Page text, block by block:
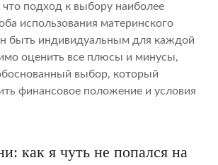
подход к выбору наиболее
использования материнского
быть индивидуальным для каждой
оценить все плюсы и минусы,
выбор, который
финансовое положение и условия
как я чуть не попался на